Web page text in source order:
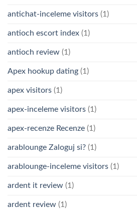
antichat-inceleme visitors (1)
antioch escort index (1)
antioch review (1)
Apex hookup dating (1)
apex visitors (1)
apex-inceleme visitors (1)
apex-recenze Recenze (1)
arablounge Zaloguj si? (1)
arablounge-inceleme visitors (1)
ardent it review (1)
ardent review (1)